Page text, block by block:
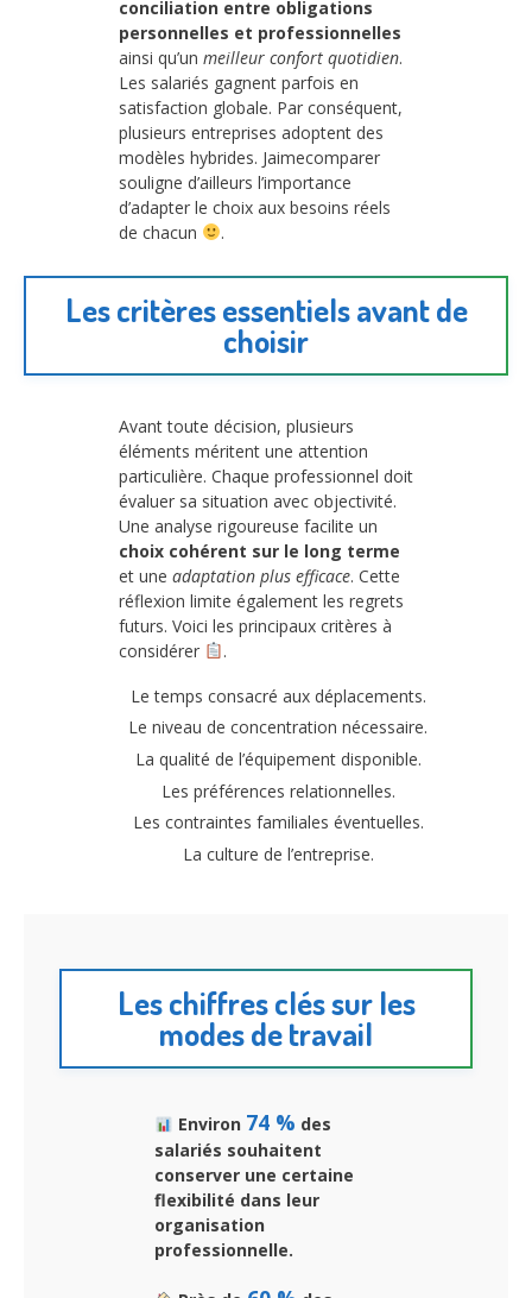
conciliation entre obligations
personnelles et professionnelles
ainsi qu’un meilleur confort quotidien.
Les salariés gagnent parfois en
satisfaction globale. Par conséquent,
plusieurs entreprises adoptent des
modèles hybrides. Jaimecomparer
souligne d’ailleurs l’importance
d’adapter le choix aux besoins réels
de chacun
.
Les critères essentiels avant de
choisir
Avant toute décision, plusieurs
éléments méritent une attention
particulière. Chaque professionnel doit
évaluer sa situation avec objectivité.
Une analyse rigoureuse facilite un
choix cohérent sur le long terme
et une adaptation plus efficace. Cette
réflexion limite également les regrets
futurs. Voici les principaux critères à
considérer
.
Le temps consacré aux déplacements.
Le niveau de concentration nécessaire.
La qualité de l’équipement disponible.
Les préférences relationnelles.
Les contraintes familiales éventuelles.
La culture de l’entreprise.
Les chiffres clés sur les
modes de travail
Environ 74 % des
salariés souhaitent
conserver une certaine
flexibilité dans leur
organisation
professionnelle.